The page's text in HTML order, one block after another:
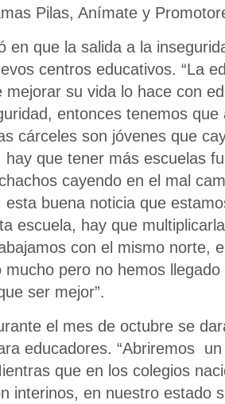
Pilas, Anímate y
en que la salida a la
centros educativos. “La
mejorar su vida lo hace con
entonces tenemos
cárceles son jóvenes que
hay que tener más escuelas
cayendo en el mal
esta buena noticia que
escuela, hay que
con el mismo norte,
mucho pero no hemos
ser mejor”.
el mes de octubre se
educadores. “Abriremos
que en los colegios
interinos, en nuestro estado